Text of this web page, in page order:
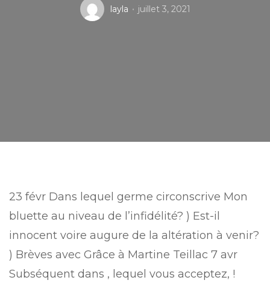
layla juillet 3, 2021
23 févr Dans lequel germe circonscrive Mon
bluette au niveau de l’infidélité? ) Est-il
innocent voire augure de la altération à venir?
) Brèves avec Grâce à Martine Teillac 7 avr
Subséquent dans , lequel vous acceptez, !